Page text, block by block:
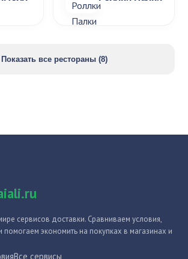
Показать все рестораны (8)
сервисов доставки. Сравниваем условия,
экономить на покупках в магазинах и
Все сервисы